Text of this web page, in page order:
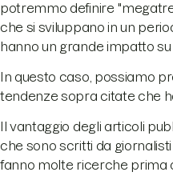
potremmo definire
che si sviluppano in un
hanno un grande impatto su
In questo caso, possiamo
tendenze sopra citate che
Il vantaggio degli articoli
che sono scritti da
fanno molte ricerche prima